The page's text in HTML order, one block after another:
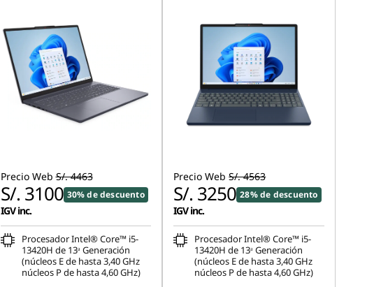
Precio Web S/. 4463
S/. 3100 30% de descuento
IGV inc.
Procesador Intel® Core™ i5-
13420H de 13ᵃ Generación
(núcleos E de hasta 3,40 GHz
núcleos P de hasta 4,60 GHz)
Precio Web S/. 4563
S/. 3250 28% de descuento
IGV inc.
Procesador Intel® Core™ i5-
13420H de 13ᵃ Generación
(núcleos E de hasta 3,40 GHz
núcleos P de hasta 4,60 GHz)